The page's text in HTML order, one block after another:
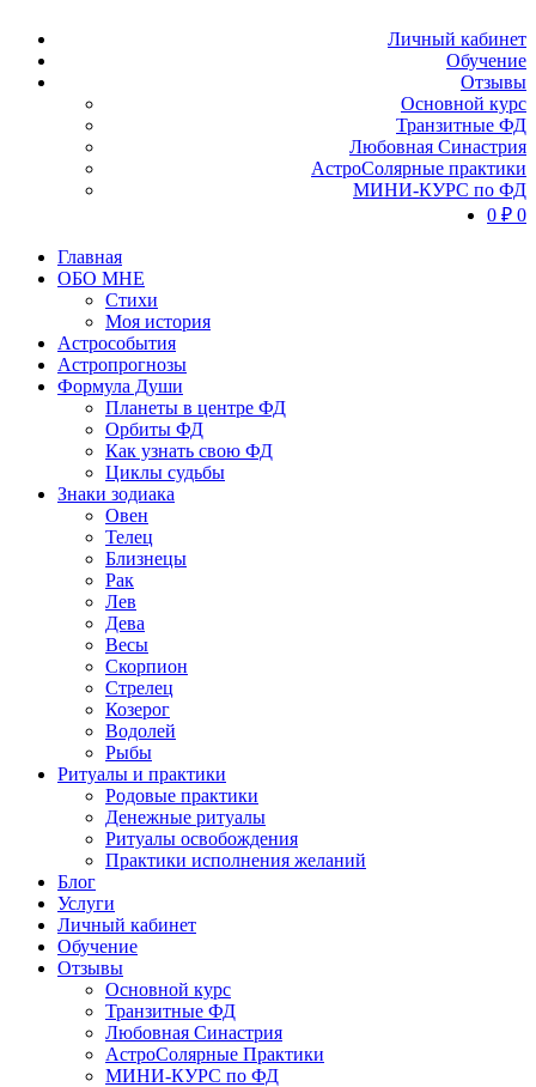
Личный кабинет
Обучение
Отзывы
Основной курс
Транзитные ФД
Любовная Синастрия
АстроСолярные практики
МИНИ-КУРС по ФД
0 ₽ 0
Главная
ОБО МНЕ
Стихи
Моя история
Астрособытия
Астропрогнозы
Формула Души
Планеты в центре ФД
Орбиты ФД
Как узнать свою ФД
Циклы судьбы
Знаки зодиака
Овен
Телец
Близнецы
Рак
Лев
Дева
Весы
Скорпион
Стрелец
Козерог
Водолей
Рыбы
Ритуалы и практики
Родовые практики
Денежные ритуалы
Ритуалы освобождения
Практики исполнения желаний
Блог
Услуги
Личный кабинет
Обучение
Отзывы
Основной курс
Транзитные ФД
Любовная Синастрия
АстроСолярные Практики
МИНИ-КУРС по ФД